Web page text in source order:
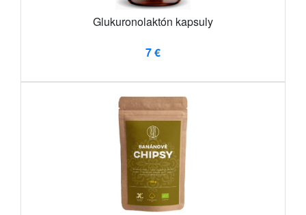
Glukuronolaktón kapsuly
7 €